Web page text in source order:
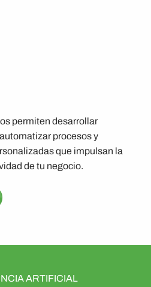
permiten desarrollar
procesos y
que impulsan la
de tu negocio​.
ARTIFICIAL